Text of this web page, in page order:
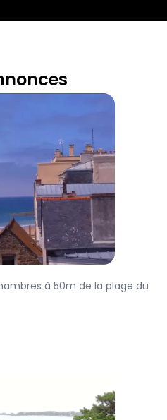
à 50m de la plage du